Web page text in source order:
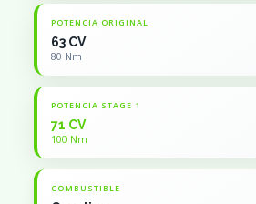
POTENCIA ORIGINAL
63 CV
80 Nm
POTENCIA STAGE 1
71 CV
100 Nm
COMBUSTIBLE